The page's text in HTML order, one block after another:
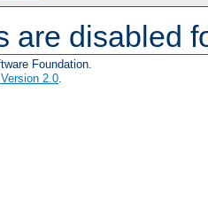
are disabled
Foundation.
2.0